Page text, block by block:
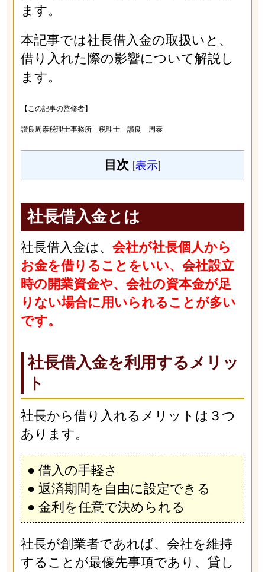
ます。
本記事では社長借入金の取扱いと、
借り入れた際の影響について解説し
ます。
【この記事の監修者】
讃良周泰税理士事務所 税理士 讃良 周泰
目次 [表示]
社長借入金とは
社長借入金は、 会社が社長個人から
お金を借りることをいい、会社設立
時の開業資金や、会社の資本金が足
りない場合に用いられることが多い
です。
社長借入金を利用するメリッ
ト
社長から借り入れるメリットは３つ
あります。
● 借入の手軽さ
● 返済期間を自由に設定できる
● 金利を任意で決められる
社長が創業者であれば、会社を維持
することが最優先事項であり、貸し